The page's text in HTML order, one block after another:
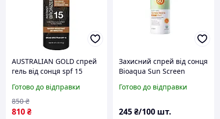
AUSTRALIAN GOLD спрей
гель від сонця spf 15
Готово до відправки
810₴
850 ₴
Захисний спрей від сонця
Bioaqua Sun Screen
Готово до відправки
245₴/100 шт.